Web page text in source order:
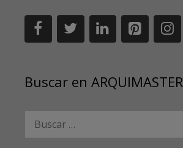
Buscar en ARQUIMASTER